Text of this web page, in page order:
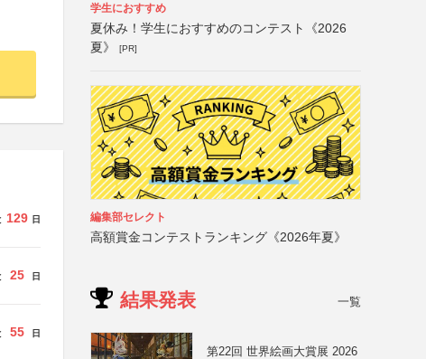
129 日
25 日
55 日
学生におすすめ
夏休み！学生におすすめのコンテスト《2026
夏》
[PR]
編集部セレクト
高額賞金コンテストランキング《2026年夏》
結果発表 一覧
第22回 世界絵画大賞展 2026